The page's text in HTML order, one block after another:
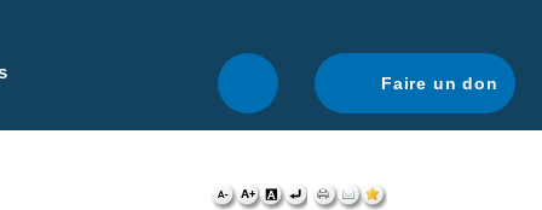
navigation optimale.
Faire un don